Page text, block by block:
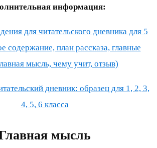
информация:
для читательского дневника для 5
содержание, план рассказа, главные
мысль, чему учит, отзыв)
дневник: образец для 1, 2, 3,
4, 5, 6 класса
мысль